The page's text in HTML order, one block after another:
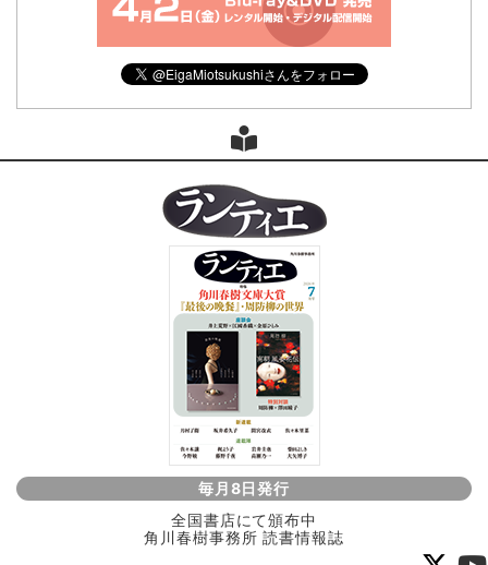
毎月8日発行
全国書店にて頒布中
角川春樹事務所 読書情報誌